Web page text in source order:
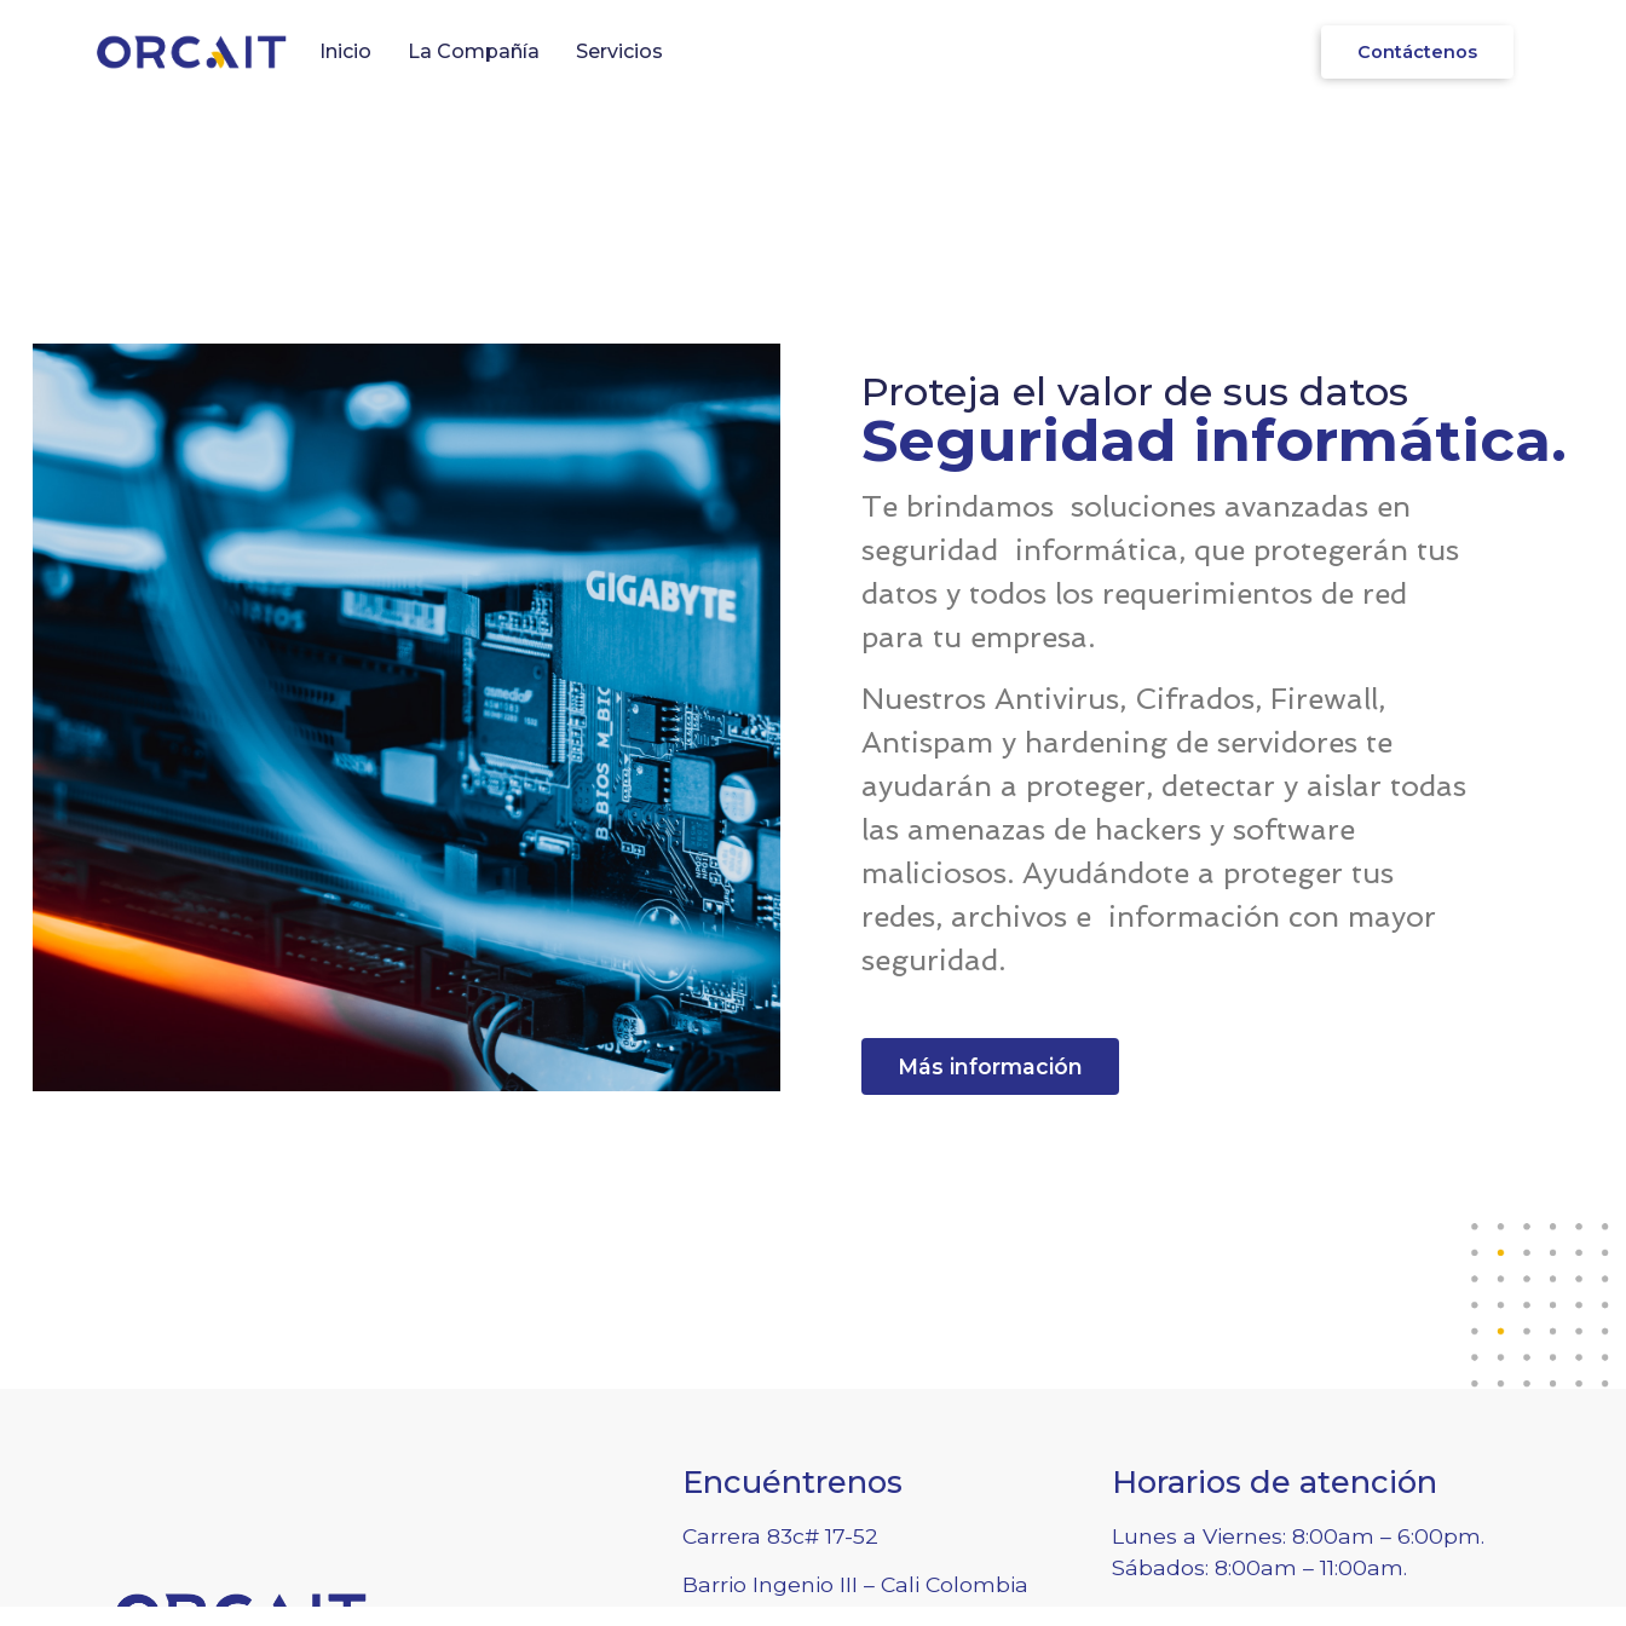
Inicio La Compañía Servicios Contáctenos
Proteja el valor de sus datos
Seguridad informática.
Te brindamos soluciones avanzadas en
seguridad informática, que protegerán tus
datos y todos los requerimientos de red
para tu empresa.
Nuestros Antivirus, Cifrados, Firewall,
Antispam y hardening de servidores te
ayudarán a proteger, detectar y aislar todas
las amenazas de hackers y software
maliciosos. Ayudándote a proteger tus
redes, archivos e información con mayor
seguridad.
Más información
Encuéntrenos
Carrera 83c# 17-52
Barrio Ingenio III – Cali Colombia
Horarios de atención
Lunes a Viernes: 8:00am – 6:00pm.
Sábados: 8:00am – 11:00am.